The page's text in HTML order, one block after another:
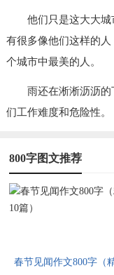
他们只是这大大城
有很多像他们这样的
个城市中最美的人。
雨还在淅淅沥沥的
们工作难度和危险性。
800字图文推荐
春节见闻作文800字（